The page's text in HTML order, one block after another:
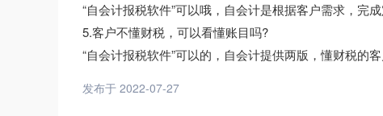
“自会计报税软件”可以哦，自会计是根据客户需求，完
5.客户不懂财税，可以看懂账目吗?
“自会计报税软件”可以的，自会计提供两版，懂财税的
发布于 2022-07-27